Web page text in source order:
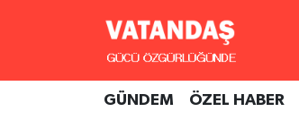
GÜNDEM ÖZEL HABER
GÜNDEM
Hava Durumu